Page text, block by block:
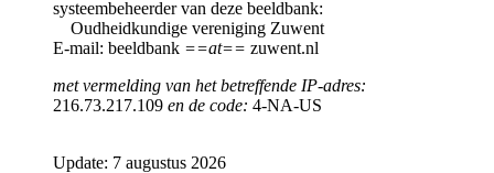
systeembeheerder van deze beeldbank:
Oudheidkundige vereniging Zuwent
E-mail: beeldbank ==at== zuwent.nl
met vermelding van het betreffende IP-adres:
216.73.217.109 en de code: 4-NA-US
Update: 7 augustus 2026